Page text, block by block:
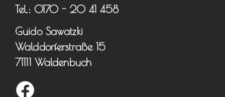
Tel.: 0170 - 20 41 458
Guido Sawatzki
Walddorferstraße 15
71111 Waldenbuch